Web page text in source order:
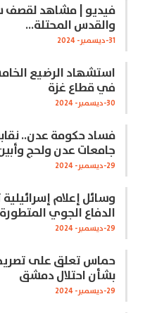
فيديو | مشاهد لقصف
والقدس المحتلة…
31-ديسمبر- 2024
استشهاد الرضيع
في قطاع غزة
30-ديسمبر- 2024
فساد حكومة عدن..
جامعات عدن ولحج
29-ديسمبر- 2024
وسائل إعلام
الدفاع الجوي
29-ديسمبر- 2024
حماس تعلق على
بشأن احتلال دمشق
29-ديسمبر- 2024